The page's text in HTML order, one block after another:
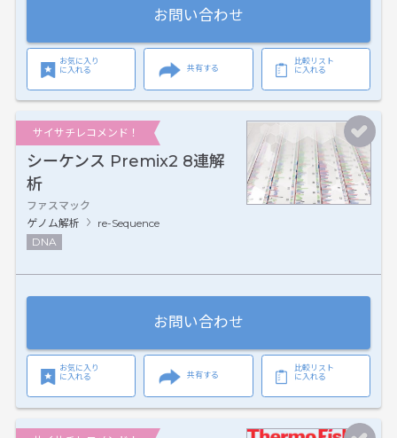
お問い合わせ
お気に入り
に入れる
共有する
比較リスト
に入れる
サイサチレコメンド！
シーケンス Premix2 8連解
析
ファスマック
ゲノム解析
re-Sequence
DNA
お問い合わせ
お気に入り
に入れる
共有する
比較リスト
に入れる